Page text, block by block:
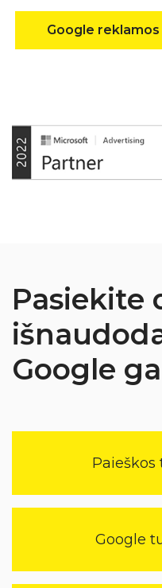
Google
Pasiekite
Google
Google